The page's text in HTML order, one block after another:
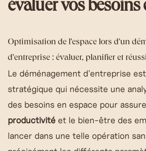
évaluer vos besoins
Optimisation de l'espace lors d'un
d'entreprise : évaluer, planifier et
Le déménagement d'entreprise
stratégique qui nécessite une
des besoins en espace pour
productivité et le bien-être des
lancer dans une telle opération